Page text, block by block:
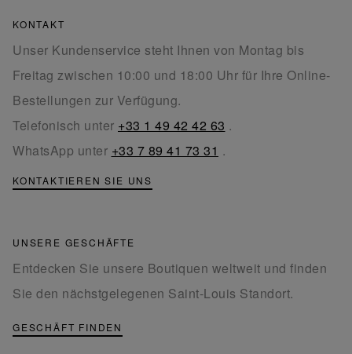
KONTAKT
Unser Kundenservice steht Ihnen von Montag bis
Freitag zwischen 10:00 und 18:00 Uhr für Ihre Online-
Bestellungen zur Verfügung.
Telefonisch unter +33 1 49 42 42 63 .
WhatsApp unter +33 7 89 41 73 31 .
KONTAKTIEREN SIE UNS
UNSERE GESCHÄFTE
Entdecken Sie unsere Boutiquen weltweit und finden
Sie den nächstgelegenen Saint-Louis Standort.
GESCHÄFT FINDEN